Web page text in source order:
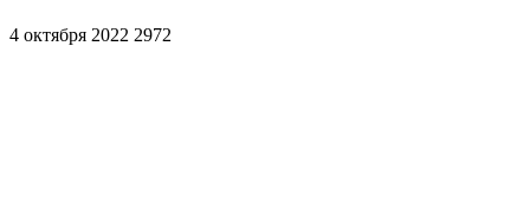
4 октября 2022 2972